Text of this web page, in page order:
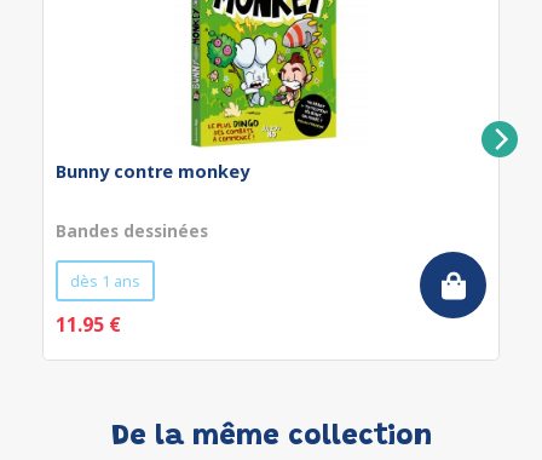
Bunny contre monkey
Bandes dessinées
dès 1 ans
11.95 €
De la même collection